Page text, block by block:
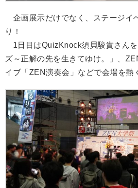
企画展示だけでなく、ステージイ
り！
1日目はQuizKnock須貝駿貴さんを
ズ～正解の先を生きてゆけ。」、
イブ「ZEN演奏会」などで会場を熱